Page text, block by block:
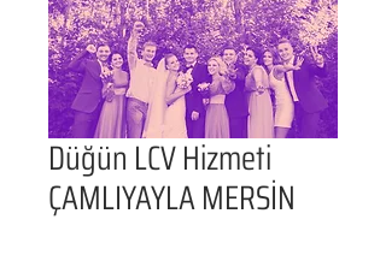
Düğün LCV Hizmeti
ÇAMLIYAYLA MERSİN